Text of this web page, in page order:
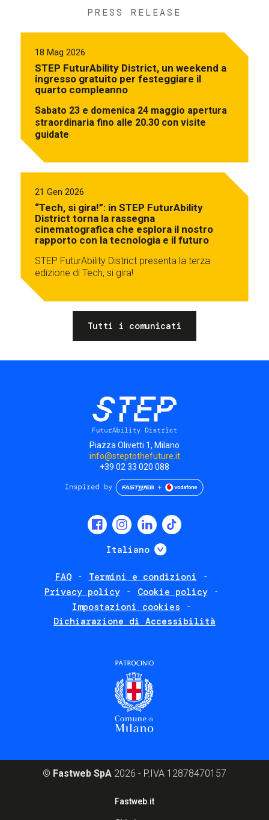
PRESS RELEASE
18 Mag 2026
STEP FuturAbility District, un weekend a
ingresso gratuito per festeggiare il
quarto compleanno
Sabato 23 e domenica 24 maggio apertura
straordinaria fino alle 20.30 con visite
guidate
21 Gen 2026
“Tech, si gira!”: in STEP FuturAbility
District torna la rassegna
cinematografica che esplora il nostro
rapporto con la tecnologia e il futuro
STEP FuturAbility District presenta la terza
edizione di Tech, si gira!
Tutti i comunicati
Piazza Olivetti 1, Milano
info@steptothefuture.it
+39 02 33 020 088
Italiano Mostra ulteriori
FAQ
Termini e condizioni
Privacy policy
Cookie policy
Impostazioni cookies
Dichiarazione di Accessibilità
© Fastweb SpA 2026 - P.IVA 12878470157
Fastweb.it